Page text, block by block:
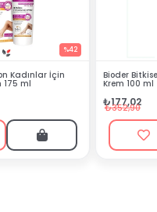
Bioder Bitkisel Formül Tüy Dökücü
Krem 100 ml